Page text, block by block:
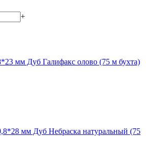
+
мм Дуб Галифакс олово (75 м бухта)
мм Дуб Небраска натуральный (75